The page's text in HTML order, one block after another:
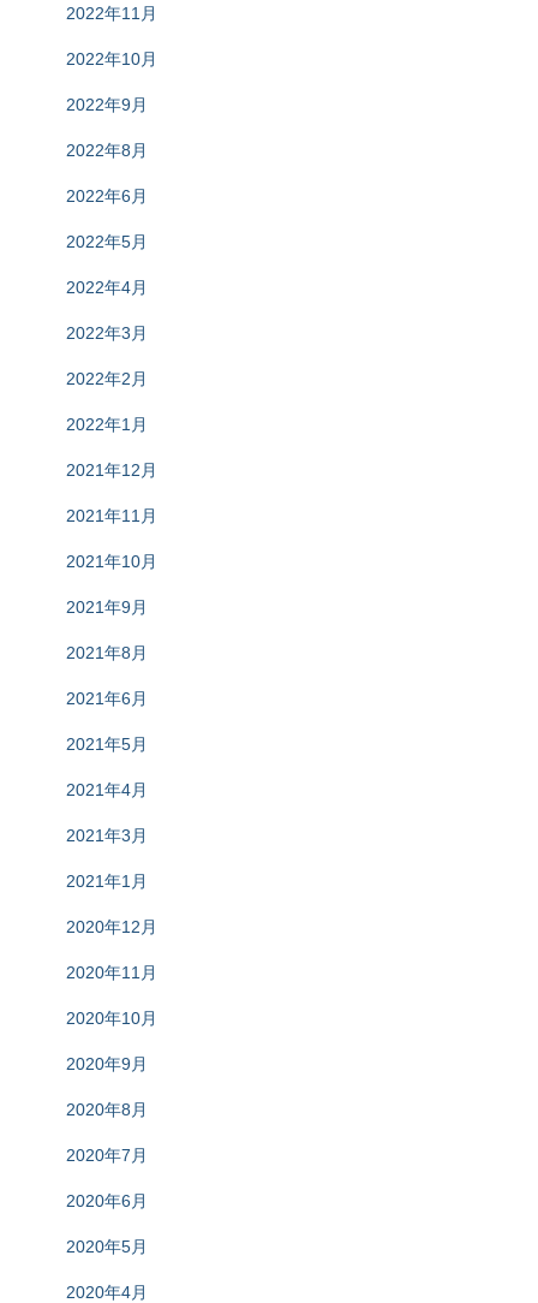
2022年11月
2022年10月
2022年9月
2022年8月
2022年6月
2022年5月
2022年4月
2022年3月
2022年2月
2022年1月
2021年12月
2021年11月
2021年10月
2021年9月
2021年8月
2021年6月
2021年5月
2021年4月
2021年3月
2021年1月
2020年12月
2020年11月
2020年10月
2020年9月
2020年8月
2020年7月
2020年6月
2020年5月
2020年4月